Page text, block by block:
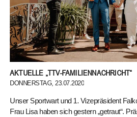
AKTUELLE „TTV-FAMILIENNACHRICHT“
DONNERSTAG, 23.07.2020
Unser Sportwart und 1. Vizepräsident
Frau Lisa haben sich gestern „getraut“.